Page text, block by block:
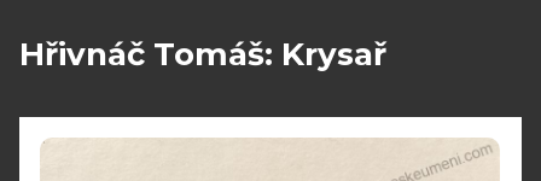
Hřivnáč Tomáš: Krysař